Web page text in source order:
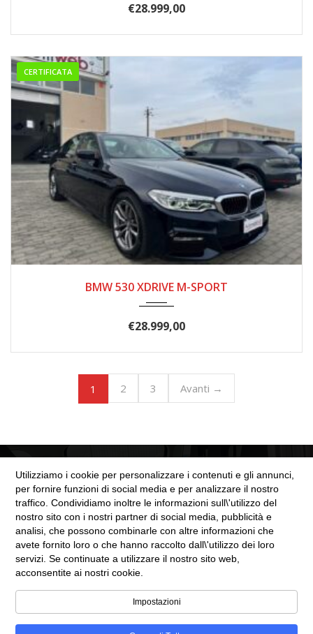
€28.999,00
CERTIFICATA
BMW 530 XDRIVE M-SPORT
€28.999,00
1 2 3 Avanti →
SEZIONE LEGALE
Cookie Policy
Privacy Policy
Utilizziamo i cookie per personalizzare i contenuti e gli annunci,
per fornire funzioni di social media e per analizzare il nostro
traffico. Condividiamo inoltre le informazioni sull\'utilizzo del
nostro sito con i nostri partner di social media, pubblicità e
analisi, che possono combinarle con altre informazioni che
avete fornito loro o che hanno raccolto dall\'utilizzo dei loro
servizi. Se continuate a utilizzare il nostro sito web,
acconsentite ai nostri cookie.
Impostazioni